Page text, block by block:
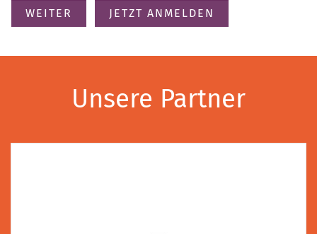
WEITER JETZT ANMELDEN
Unsere Partner